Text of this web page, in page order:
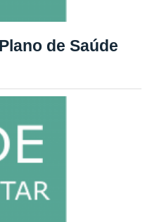
de Saúde